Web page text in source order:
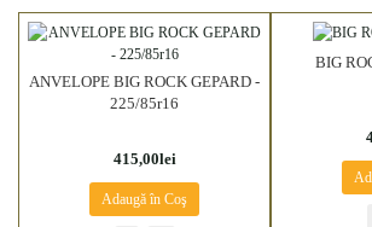
ANVELOPE BIG ROCK GEPARD -
225/85r16
415,00lei
Adaugă în Coş
BIG